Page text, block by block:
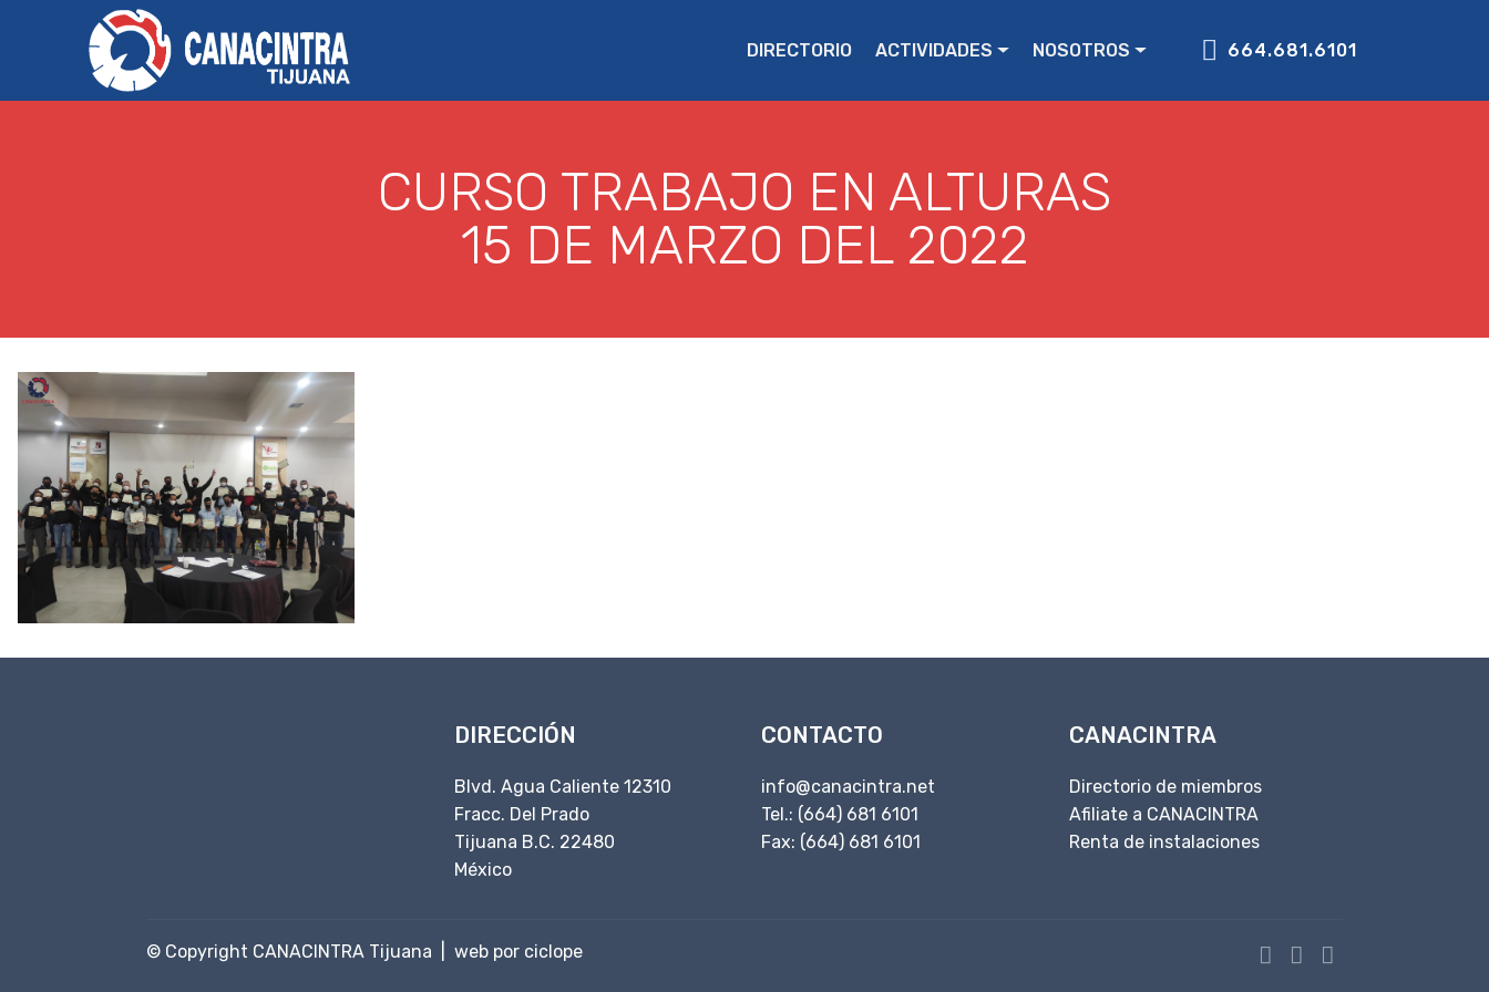
DIRECTORIO ACTIVIDADES NOSOTROS 664.681.6101
CURSO TRABAJO EN ALTURAS
15 DE MARZO DEL 2022
DIRECCIÓN
Blvd. Agua Caliente 12310
Fracc. Del Prado
Tijuana B.C. 22480
México
CONTACTO
info@canacintra.net
Tel.: (664) 681 6101
Fax: (664) 681 6101
CANACINTRA
Directorio de miembros
Afiliate a CANACINTRA
Renta de instalaciones
© Copyright CANACINTRA Tijuana | web por ciclope